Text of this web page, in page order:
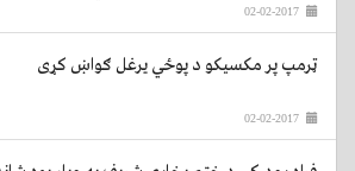
02-02-2017
ټرمپ پر مکسيکو د پوځي یرغل ګواښ کړی
02-02-2017